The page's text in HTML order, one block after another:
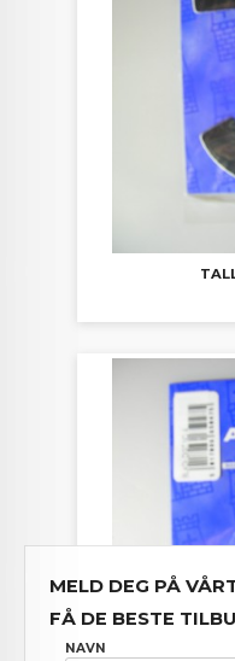
MELD DEG PÅ
FÅ DE BESTE
NAVN